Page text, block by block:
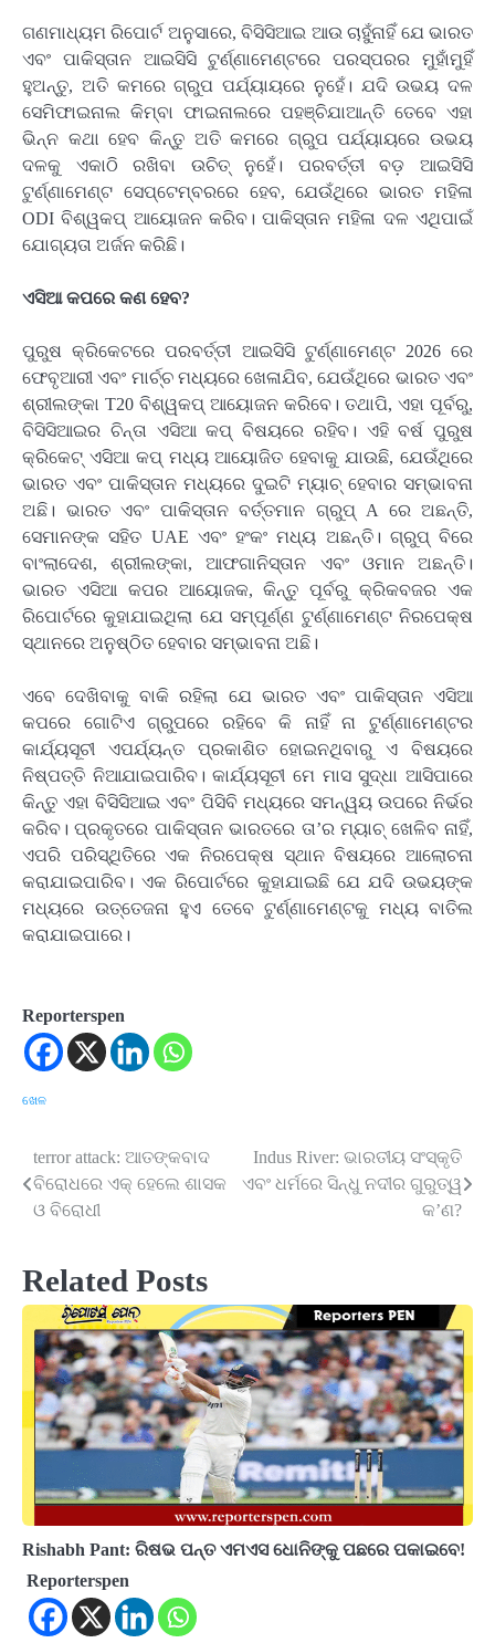
ଗଣମାଧ୍ୟମ ରିପୋର୍ଟ ଅନୁସାରେ, ବିସିସିଆଇ ଆଉ ଚାହୁଁନାହିଁ ଯେ ଭାରତ
ଏବଂ ପାକିସ୍ତାନ ଆଇସିସି ଟୁର୍ଣ୍ଣାମେଣ୍ଟରେ ପରସ୍ପରର ମୁହାଁମୁହିଁ
ହୁଅନ୍ତୁ, ଅତି କମରେ ଗ୍ରୁପ ପର୍ଯ୍ୟାୟରେ ନୁହେଁ। ଯଦି ଉଭୟ ଦଳ
ସେମିଫାଇନାଲ କିମ୍ବା ଫାଇନାଲରେ ପହଞ୍ଚିଯାଆନ୍ତି ତେବେ ଏହା
ଭିନ୍ନ କଥା ହେବ କିନ୍ତୁ ଅତି କମରେ ଗ୍ରୁପ ପର୍ଯ୍ୟାୟରେ ଉଭୟ
ଦଳକୁ ଏକାଠି ରଖିବା ଉଚିତ୍ ନୁହେଁ। ପରବର୍ତ୍ତୀ ବଡ଼ ଆଇସିସି
ଟୁର୍ଣ୍ଣାମେଣ୍ଟ ସେପ୍ଟେମ୍ବରରେ ହେବ, ଯେଉଁଥିରେ ଭାରତ ମହିଳା
ODI ବିଶ୍ୱକପ୍ ଆୟୋଜନ କରିବ। ପାକିସ୍ତାନ ମହିଳା ଦଳ ଏଥିପାଇଁ
ଯୋଗ୍ୟତା ଅର୍ଜନ କରିଛି।
ଏସିଆ କପରେ କଣ ହେବ?
ପୁରୁଷ କ୍ରିକେଟରେ ପରବର୍ତ୍ତୀ ଆଇସିସି ଟୁର୍ଣ୍ଣାମେଣ୍ଟ 2026 ରେ
ଫେବୃଆରୀ ଏବଂ ମାର୍ଚ୍ଚ ମଧ୍ୟରେ ଖେଳାଯିବ, ଯେଉଁଥିରେ ଭାରତ ଏବଂ
ଶ୍ରୀଲଙ୍କା T20 ବିଶ୍ୱକପ୍ ଆୟୋଜନ କରିବେ। ତଥାପି, ଏହା ପୂର୍ବରୁ,
ବିସିସିଆଇର ଚିନ୍ତା ଏସିଆ କପ୍ ବିଷୟରେ ରହିବ। ଏହି ବର୍ଷ ପୁରୁଷ
କ୍ରିକେଟ୍ ଏସିଆ କପ୍ ମଧ୍ୟ ଆୟୋଜିତ ହେବାକୁ ଯାଉଛି, ଯେଉଁଥିରେ
ଭାରତ ଏବଂ ପାକିସ୍ତାନ ମଧ୍ୟରେ ଦୁଇଟି ମ୍ୟାଚ୍ ହେବାର ସମ୍ଭାବନା
ଅଛି। ଭାରତ ଏବଂ ପାକିସ୍ତାନ ବର୍ତ୍ତମାନ ଗ୍ରୁପ୍ A ରେ ଅଛନ୍ତି,
ସେମାନଙ୍କ ସହିତ UAE ଏବଂ ହଂକଂ ମଧ୍ୟ ଅଛନ୍ତି। ଗ୍ରୁପ୍ ବିରେ
ବାଂଲାଦେଶ, ଶ୍ରୀଲଙ୍କା, ଆଫଗାନିସ୍ତାନ ଏବଂ ଓମାନ ଅଛନ୍ତି।
ଭାରତ ଏସିଆ କପର ଆୟୋଜକ, କିନ୍ତୁ ପୂର୍ବରୁ କ୍ରିକବଜର ଏକ
ରିପୋର୍ଟରେ କୁହାଯାଇଥିଲା ଯେ ସମ୍ପୂର୍ଣ୍ଣ ଟୁର୍ଣ୍ଣାମେଣ୍ଟ ନିରପେକ୍ଷ
ସ୍ଥାନରେ ଅନୁଷ୍ଠିତ ହେବାର ସମ୍ଭାବନା ଅଛି।
ଏବେ ଦେଖିବାକୁ ବାକି ରହିଲା ଯେ ଭାରତ ଏବଂ ପାକିସ୍ତାନ ଏସିଆ
କପରେ ଗୋଟିଏ ଗ୍ରୁପରେ ରହିବେ କି ନାହିଁ ନା ଟୁର୍ଣ୍ଣାମେଣ୍ଟର
କାର୍ଯ୍ୟସୂଚୀ ଏପର୍ଯ୍ୟନ୍ତ ପ୍ରକାଶିତ ହୋଇନଥିବାରୁ ଏ ବିଷୟରେ
ନିଷ୍ପତ୍ତି ନିଆଯାଇପାରିବ। କାର୍ଯ୍ୟସୂଚୀ ମେ ମାସ ସୁଦ୍ଧା ଆସିପାରେ
କିନ୍ତୁ ଏହା ବିସିସିଆଇ ଏବଂ ପିସିବି ମଧ୍ୟରେ ସମନ୍ୱୟ ଉପରେ ନିର୍ଭର
କରିବ। ପ୍ରକୃତରେ ପାକିସ୍ତାନ ଭାରତରେ ତା’ର ମ୍ୟାଚ୍ ଖେଳିବ ନାହିଁ,
ଏପରି ପରିସ୍ଥିତିରେ ଏକ ନିରପେକ୍ଷ ସ୍ଥାନ ବିଷୟରେ ଆଲୋଚନା
କରାଯାଇପାରିବ। ଏକ ରିପୋର୍ଟରେ କୁହାଯାଇଛି ଯେ ଯଦି ଉଭୟଙ୍କ
ମଧ୍ୟରେ ଉତ୍ତେଜନା ହୁଏ ତେବେ ଟୁର୍ଣ୍ଣାମେଣ୍ଟକୁ ମଧ୍ୟ ବାତିଲ
କରାଯାଇପାରେ।
Reporterspen
ଖେଳ
Post
navigation
terror attack: ଆତଙ୍କବାଦ
ବିରୋଧରେ ଏକ୍ ହେଲେ ଶାସକ
ଓ ବିରୋଧୀ
Indus River: ଭାରତୀୟ ସଂସ୍କୃତି
ଏବଂ ଧର୍ମରେ ସିନ୍ଧୁ ନଦୀର ଗୁରୁତ୍ୱ
କ’ଣ?
Related Posts
Rishabh Pant: ରିଷଭ ପନ୍ତ ଏମଏସ ଧୋନିଙ୍କୁ ପଛରେ ପକାଇବେ!
Reporterspen